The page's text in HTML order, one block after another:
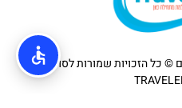
© כל הזכויות שמורות לסוכנות